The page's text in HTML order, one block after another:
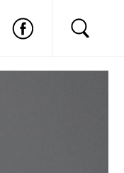
Nu ai cont?